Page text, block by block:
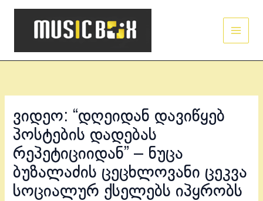
Skip
ვიდეო: “დღეიდან დავიწყებ
პოსტების დადებას
რეპეტიციიდან” – ნუცა
ბუზალაძის ცეცხლოვანი ცეკვა
სოციალურ ქსელებს იპყრობს